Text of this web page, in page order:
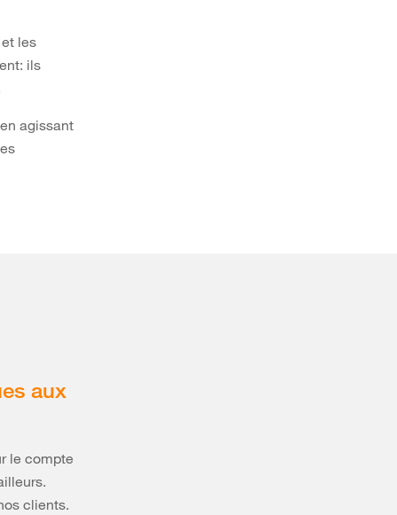
les
ils
agissant
aux
le compte
clients.